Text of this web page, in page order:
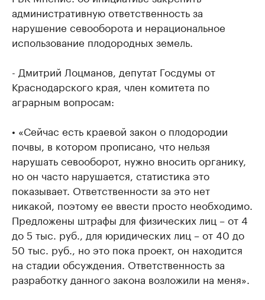
административную ответственность за
нарушение севооборота и нерациональное
использование плодородных земель.
- Дмитрий Лоцманов, депутат Госдумы от
Краснодарского края, член комитета по
аграрным вопросам:
• «Сейчас есть краевой закон о плодородии
почвы, в котором прописано, что нельзя
нарушать севооборот, нужно вносить органику,
но он часто нарушается, статистика это
показывает. Ответственности за это нет
никакой, поэтому ее ввести просто необходимо.
Предложены штрафы для физических лиц – от 4
до 5 тыс. руб., для юридических лиц – от 40 до
50 тыс. руб., но это пока проект, он находится
на стадии обсуждения. Ответственность за
разработку данного закона возложили на меня».